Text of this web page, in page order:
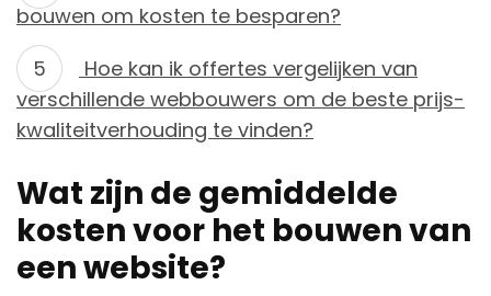
bouwen om kosten te besparen?
Hoe kan ik offertes vergelijken van
verschillende webbouwers om de beste prijs-
kwaliteitverhouding te vinden?
Wat zijn de gemiddelde
kosten voor het bouwen van
een website?